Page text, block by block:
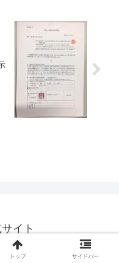
イト
イト All Rights Reserved.
トップ サイドバー